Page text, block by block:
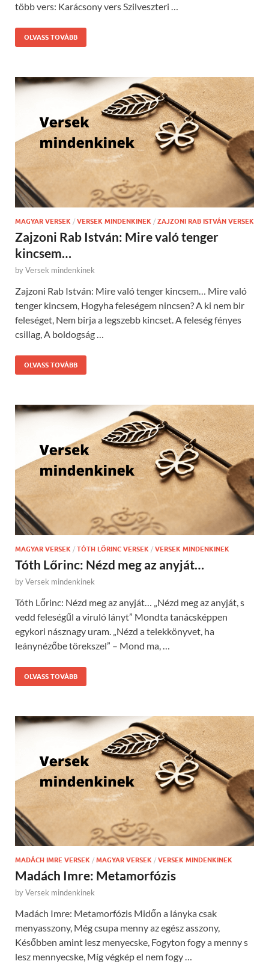
több vers: Karácsony vers Szilveszteri …
OLVASS TOVÁBB
MAGYAR VERSEK / VERSEK MINDENKINEK / ZAJZONI RAB ISTVÁN VERSEK
Zajzoni Rab István: Mire való tenger
kincsem…
byVersek mindenkinek
Zajzoni Rab István: Mire való tenger kincsem… Mire való
tenger kincsem, Hogyha feleségem nincsen? A ki nem bir
feleséget, Nem birja a legszebb kincset. A feleség fényes
csillag, A boldogság …
OLVASS TOVÁBB
MAGYAR VERSEK / TÓTH LŐRINC VERSEK / VERSEK MINDENKINEK
Tóth Lőrinc: Nézd meg az anyját…
byVersek mindenkinek
Tóth Lőrinc: Nézd meg az anyját… „Nézd meg az anyját, s
vedd feleségűl a viruló lányt” Mondta tanácsképpen
egykori násznagy uram. „Nézd a telekkönyvet, ha
leánynézőbe törekszel” – Mond ma, …
OLVASS TOVÁBB
MADÁCH IMRE VERSEK / MAGYAR VERSEK / VERSEK MINDENKINEK
Madách Imre: Metamorfózis
byVersek mindenkinek
Madách Imre: Metamorfózis Midőn a lányka csak
menyasszony, Még csupa menny az egész asszony,
Későbben amint lesz menyecske, Fogyton fogy a menny s
lesz mennyecske, Míg végkép el nem fogy …